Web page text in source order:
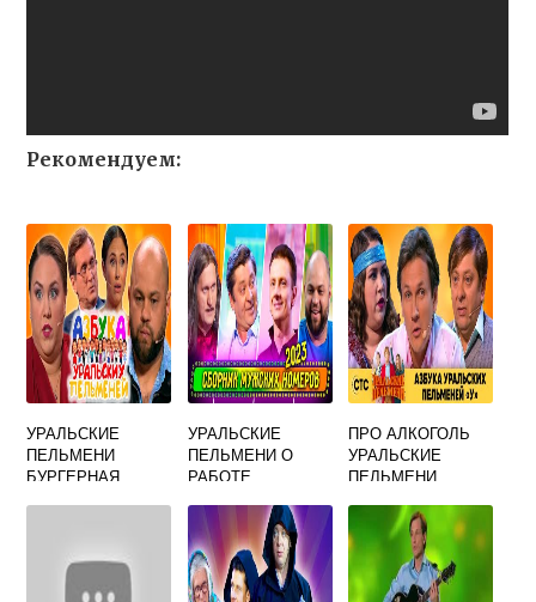
Рекомендуем:
УРАЛЬСКИЕ
ПЕЛЬМЕНИ
БУРГЕРНАЯ
УРАЛЬСКИЕ
ПЕЛЬМЕНИ О
РАБОТЕ
ПРО АЛКОГОЛЬ
УРАЛЬСКИЕ
ПЕЛЬМЕНИ